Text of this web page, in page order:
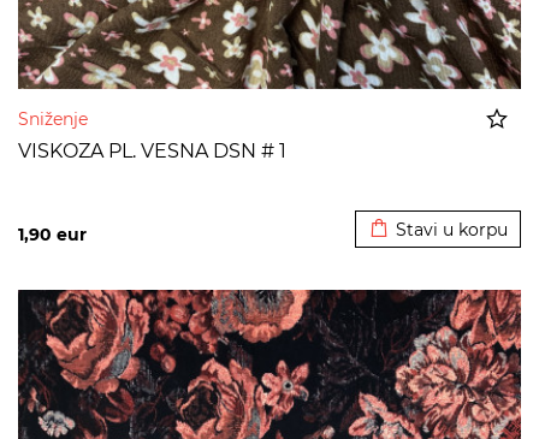
Sniženje
VISKOZA PL. VESNA DSN # 1
1,90 eur Stavi u korpu